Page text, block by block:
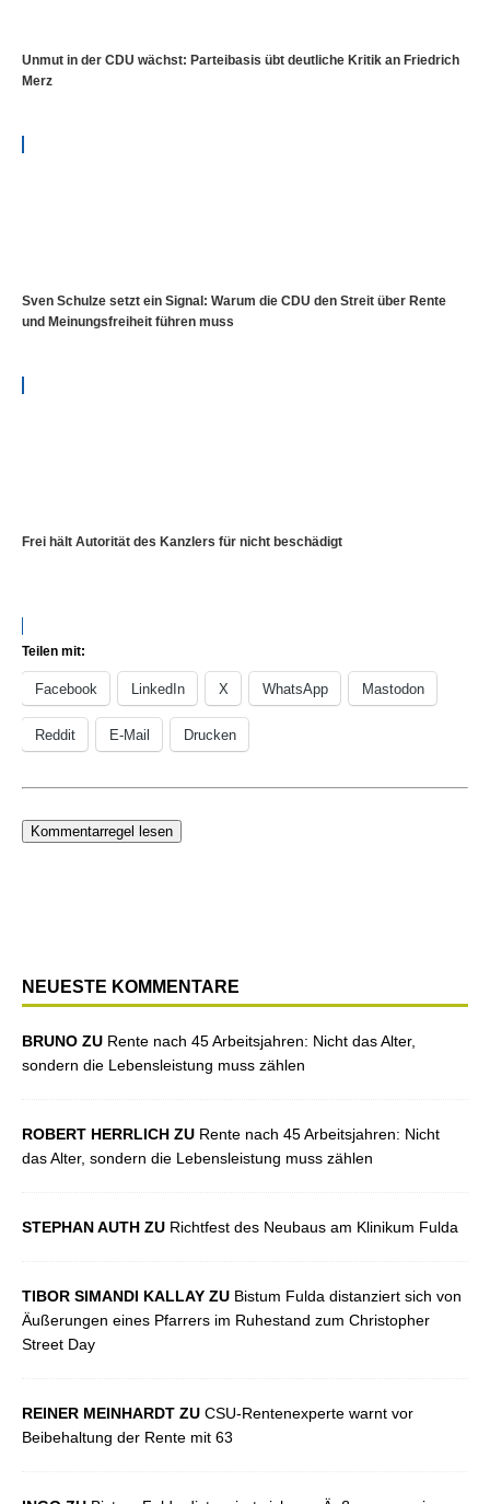
Unmut in der CDU wächst: Parteibasis übt deutliche Kritik an Friedrich
Merz
Sven Schulze setzt ein Signal: Warum die CDU den Streit über Rente
und Meinungsfreiheit führen muss
Frei hält Autorität des Kanzlers für nicht beschädigt
Teilen mit:
Facebook LinkedIn X WhatsApp Mastodon
Reddit E-Mail Drucken
Kommentarregel lesen
NEUESTE KOMMENTARE
BRUNO ZU Rente nach 45 Arbeitsjahren: Nicht das Alter,
sondern die Lebensleistung muss zählen
ROBERT HERRLICH ZU Rente nach 45 Arbeitsjahren: Nicht
das Alter, sondern die Lebensleistung muss zählen
STEPHAN AUTH ZU Richtfest des Neubaus am Klinikum Fulda
TIBOR SIMANDI KALLAY ZU Bistum Fulda distanziert sich von
Äußerungen eines Pfarrers im Ruhestand zum Christopher
Street Day
REINER MEINHARDT ZU CSU-Rentenexperte warnt vor
Beibehaltung der Rente mit 63